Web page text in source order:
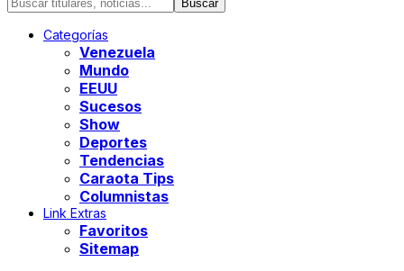
Categorías
Venezuela
Mundo
EEUU
Sucesos
Show
Deportes
Tendencias
Caraota Tips
Columnistas
Link Extras
Favoritos
Sitemap